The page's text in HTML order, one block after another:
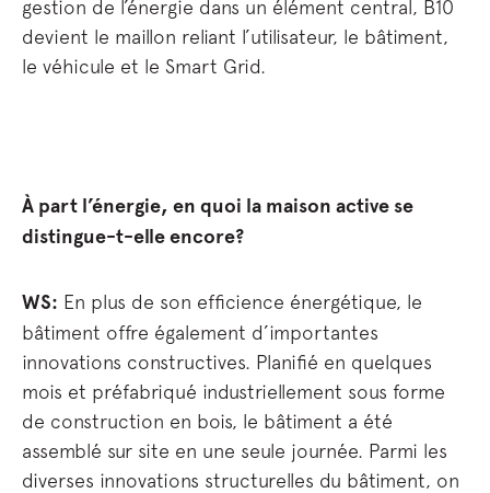
gestion de l’énergie dans un élément central, B10
devient le maillon reliant l’utilisateur, le bâtiment,
le véhicule et le Smart Grid.
À part l’énergie, en quoi la maison active se
distingue-t-elle encore?
WS: En plus de son efficience énergétique, le
bâtiment offre également d’importantes
innovations constructives. Planifié en quelques
mois et préfabriqué industriellement sous forme
de construction en bois, le bâtiment a été
assemblé sur site en une seule journée. Parmi les
diverses innovations structurelles du bâtiment, on